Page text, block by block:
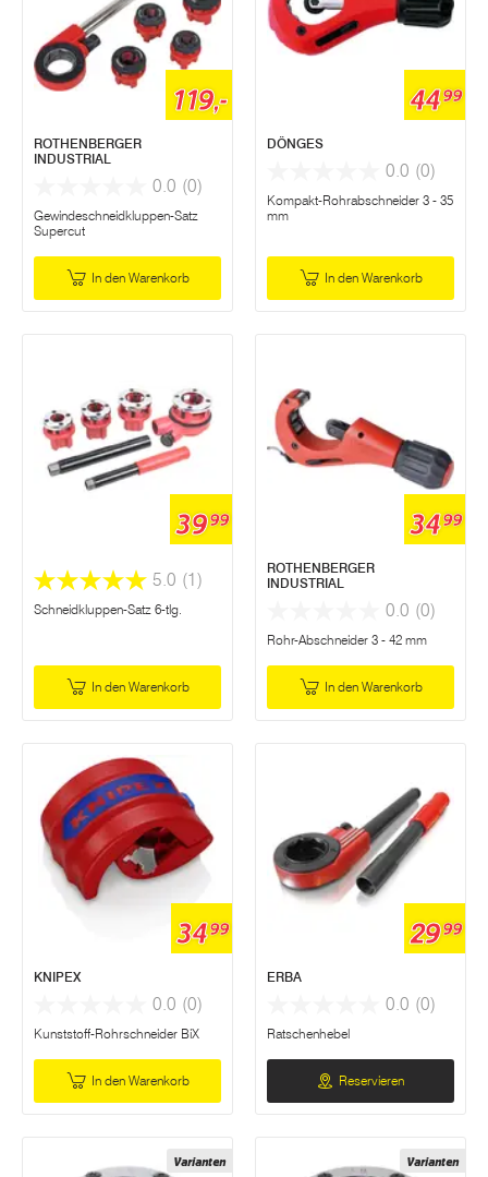
119,-
ROTHENBERGER
INDUSTRIAL
0.0 (0)
Gewindeschneidkluppen-Satz
Supercut
In den Warenkorb
4499
DÖNGES
0.0 (0)
Kompakt-Rohrabschneider 3 - 35
mm
In den Warenkorb
3999
5.0 (1)
Schneidkluppen-Satz 6-tlg.
In den Warenkorb
3499
ROTHENBERGER
INDUSTRIAL
0.0 (0)
Rohr-Abschneider 3 - 42 mm
In den Warenkorb
3499
KNIPEX
0.0 (0)
Kunststoff-Rohrschneider BiX
In den Warenkorb
2999
ERBA
0.0 (0)
Ratschenhebel
Reservieren
Varianten Varianten